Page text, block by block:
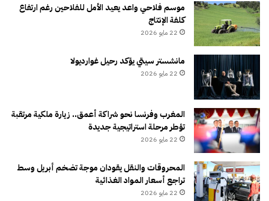
موسم فلاحي واعد يعيد الأمل للفلاحين رغم ارتفاع
كلفة الإنتاج
22 مايو 2026
مانشستر سيتي يؤكد رحيل غوارديولا
22 مايو 2026
المغرب وفرنسا نحو شراكة أعمق.. زيارة ملكية مرتقبة
تؤطر مرحلة استراتيجية جديدة
22 مايو 2026
المحروقات والنقل يقودان موجة تضخم أبريل وسط
تراجع أسعار المواد الغذائية
22 مايو 2026